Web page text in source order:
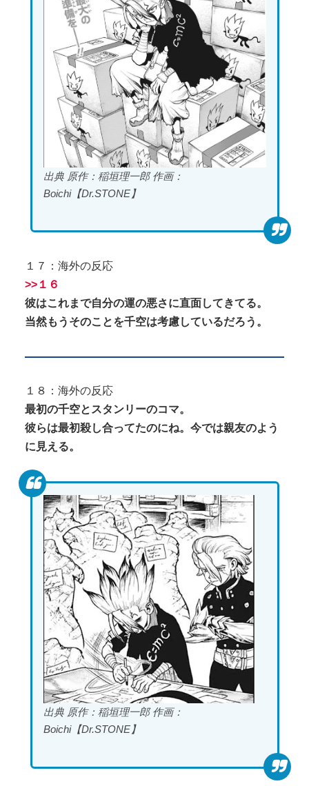
出典 原作：稲垣理一郎 作画：
Boichi【Dr.STONE】
１７：海外の反応
>>１６
彼はこれまで自分の運の悪さに直面してきてる。
当然もうそのことを千空は考慮しているだろう。
１８：海外の反応
最初の千空とスタンリーのコマ。
彼らは最初殺し合ってたのにね。今では親友のよう
に見える。
出典 原作：稲垣理一郎 作画：
Boichi【Dr.STONE】